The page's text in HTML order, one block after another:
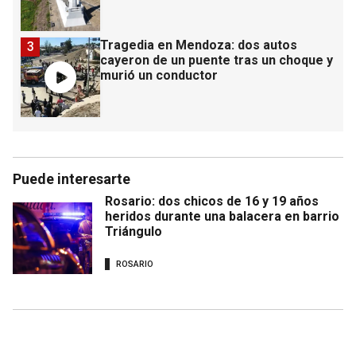
Tragedia en Mendoza: dos autos
cayeron de un puente tras un choque y
murió un conductor
3
Puede interesarte
Rosario: dos chicos de 16 y 19 años
heridos durante una balacera en barrio
Triángulo
ROSARIO